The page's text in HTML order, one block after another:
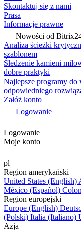
Skontaktuj się z nami
Prasa
Informacje prawne
Nowości od
Analiza ścieżki
szablonem
Śledzenie kamieni
dobre praktyki
Najlepsze programy
odpowiedniego
Załóż konto
Logowanie
Logowanie
Moje konto
pl
Region amerykański
United States (English)
México (Español)
Region europejski
Europe (English)
(Polski) Italia (Italiano)
Azja